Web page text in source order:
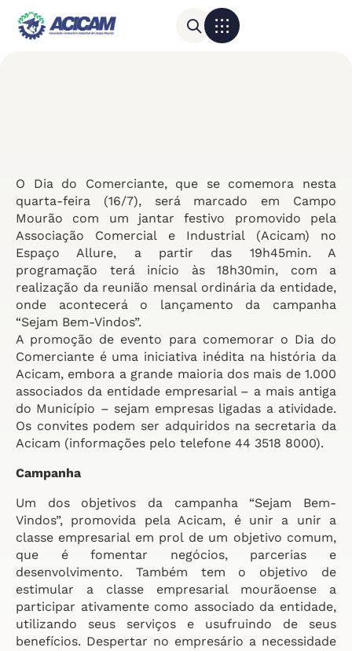
O Dia do Comerciante, que se comemora nesta
quarta-feira (16/7), será marcado em Campo
Mourão com um jantar festivo promovido pela
Associação Comercial e Industrial (Acicam) no
Espaço Allure, a partir das 19h45min. A
programação terá início às 18h30min, com a
realização da reunião mensal ordinária da entidade,
onde acontecerá o lançamento da campanha
“Sejam Bem-Vindos”.
A promoção de evento para comemorar o Dia do
Comerciante é uma iniciativa inédita na história da
Acicam, embora a grande maioria dos mais de 1.000
associados da entidade empresarial – a mais antiga
do Município – sejam empresas ligadas a atividade.
Os convites podem ser adquiridos na secretaria da
Acicam (informações pelo telefone 44 3518 8000).
Campanha
Um dos objetivos da campanha “Sejam Bem-
Vindos”, promovida pela Acicam, é unir a unir a
classe empresarial em prol de um objetivo comum,
que é fomentar negócios, parcerias e
desenvolvimento. Também tem o objetivo de
estimular a classe empresarial mourãoense a
participar ativamente como associado da entidade,
utilizando seus serviços e usufruindo de seus
benefícios. Despertar no empresário a necessidade